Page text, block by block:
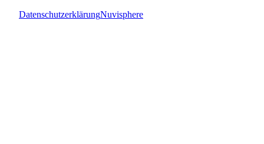
DatenschutzerklärungNuvisphere